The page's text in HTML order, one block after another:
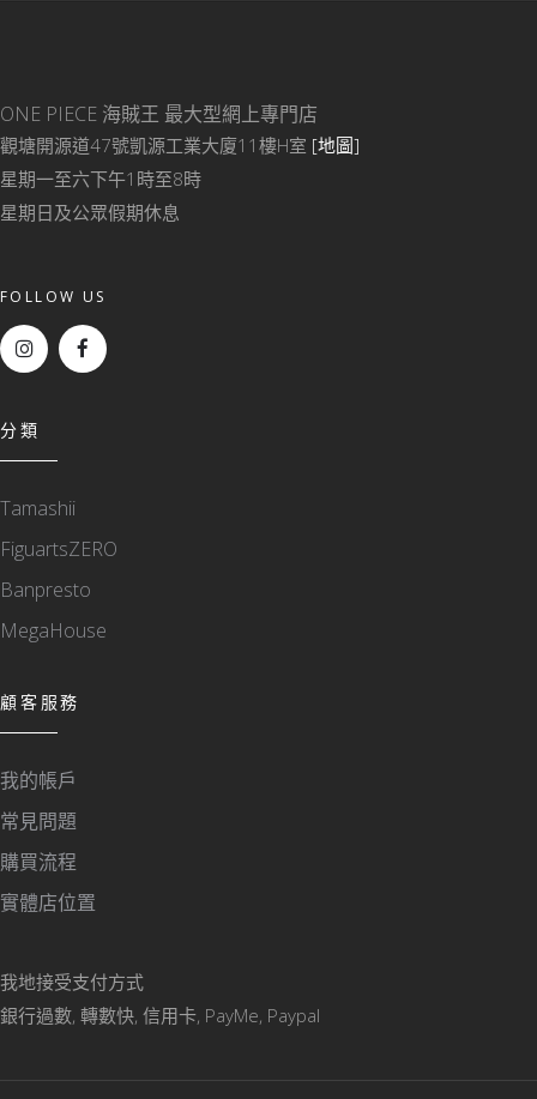
ONE PIECE 海賊王 最大型網上專門店
觀塘開源道47號凱源工業大廈11樓H室 [地圖]
星期一至六下午1時至8時
星期日及公眾假期休息
FOLLOW US
分類
Tamashii
FiguartsZERO
Banpresto
MegaHouse
顧客服務
我的帳戶
常見問題
購買流程
實體店位置
我地接受支付方式
銀行過數, 轉數快, 信用卡, PayMe, Paypal